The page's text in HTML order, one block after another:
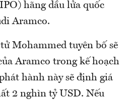
hãng dầu lửa quốc
Aramco.
Mohammed tuyên bố sẽ
Aramco trong kế hoạch
hành này sẽ định giá
2 nghìn tỷ USD. Nếu